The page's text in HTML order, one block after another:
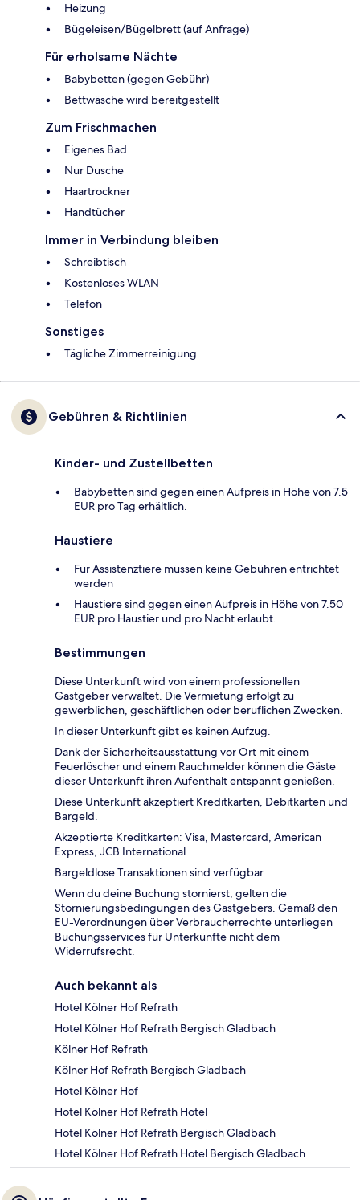
Heizung
Bügeleisen/Bügelbrett (auf Anfrage)
Für erholsame Nächte
Babybetten (gegen Gebühr)
Bettwäsche wird bereitgestellt
Zum Frischmachen
Eigenes Bad
Nur Dusche
Haartrockner
Handtücher
Immer in Verbindung bleiben
Schreibtisch
Kostenloses WLAN
Telefon
Sonstiges
Tägliche Zimmerreinigung
Gebühren & Richtlinien
Kinder- und Zustellbetten
Babybetten sind gegen einen Aufpreis in Höhe von 7.5
EUR pro Tag erhältlich.
Haustiere
Für Assistenztiere müssen keine Gebühren entrichtet
werden
Haustiere sind gegen einen Aufpreis in Höhe von 7.50
EUR pro Haustier und pro Nacht erlaubt.
Bestimmungen
Diese Unterkunft wird von einem professionellen
Gastgeber verwaltet. Die Vermietung erfolgt zu
gewerblichen, geschäftlichen oder beruflichen Zwecken.
In dieser Unterkunft gibt es keinen Aufzug.
Dank der Sicherheitsausstattung vor Ort mit einem
Feuerlöscher und einem Rauchmelder können die Gäste
dieser Unterkunft ihren Aufenthalt entspannt genießen.
Diese Unterkunft akzeptiert Kreditkarten, Debitkarten und
Bargeld.
Akzeptierte Kreditkarten: Visa, Mastercard, American
Express, JCB International
Bargeldlose Transaktionen sind verfügbar.
Wenn du deine Buchung stornierst, gelten die
Stornierungsbedingungen des Gastgebers. Gemäß den
EU-Verordnungen über Verbraucherrechte unterliegen
Buchungsservices für Unterkünfte nicht dem
Widerrufsrecht.
Auch bekannt als
Hotel Kölner Hof Refrath
Hotel Kölner Hof Refrath Bergisch Gladbach
Kölner Hof Refrath
Kölner Hof Refrath Bergisch Gladbach
Hotel Kölner Hof
Hotel Kölner Hof Refrath Hotel
Hotel Kölner Hof Refrath Bergisch Gladbach
Hotel Kölner Hof Refrath Hotel Bergisch Gladbach